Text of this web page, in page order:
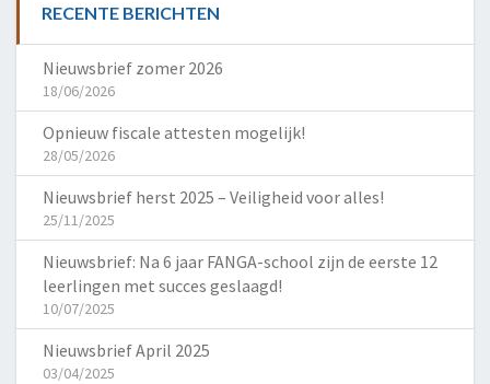
RECENTE BERICHTEN
Nieuwsbrief zomer 2026
18/06/2026
Opnieuw fiscale attesten mogelijk!
28/05/2026
Nieuwsbrief herst 2025 – Veiligheid voor alles!
25/11/2025
Nieuwsbrief: Na 6 jaar FANGA-school zijn de eerste 12
leerlingen met succes geslaagd!
10/07/2025
Nieuwsbrief April 2025
03/04/2025